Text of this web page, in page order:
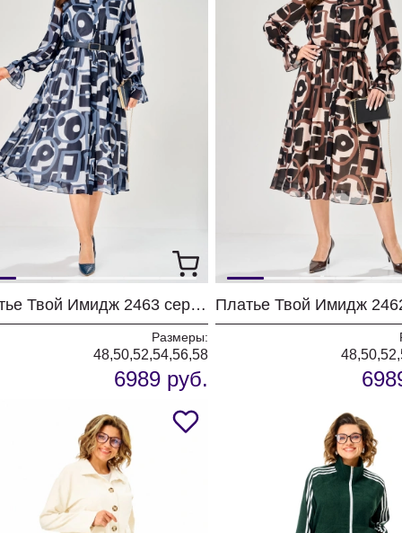
Платье Твой Имидж 2463 серо-голубой с принтом
Размеры:
48,50,52,54,56,58
6989 руб.